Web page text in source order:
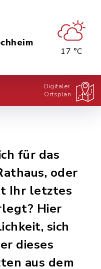
17 °C
Digitaler
Ortsplan
für das
oder
Ihr letztes
Hier
sich
dieses
aus dem